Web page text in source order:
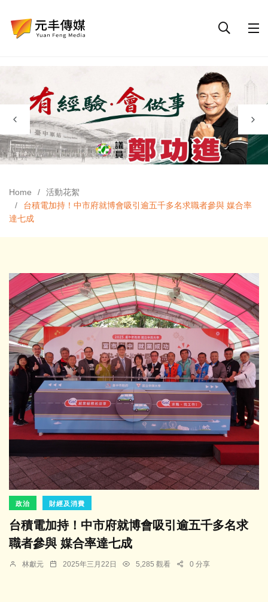
Home
活動花絮
台積電加持！中市府就博會吸引逾五千多名求職者參與 媒合率
達七成
政治 財經及消費
台積電加持！中市府就博會吸引逾五千多名求
職者參與 媒合率達七成
林獻元 2025年三月22日 5,285 觀看 0 分享